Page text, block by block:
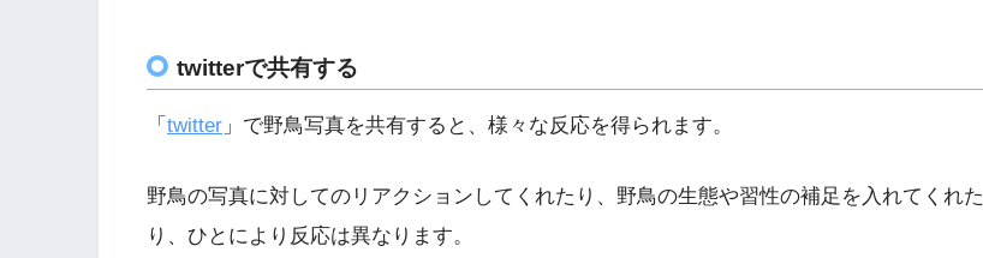
twitterで共有する
「 twitter 」で野鳥写真を共有すると、様々な反応を得られます。
野鳥の写真に対してのリアクションしてくれたり、野鳥の生態や習性の補足を入れてくれた
り、ひとにより反応は異なります。